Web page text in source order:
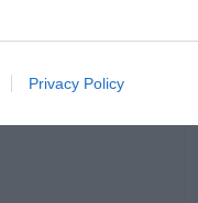
Privacy Policy
sessões de
seguidas.